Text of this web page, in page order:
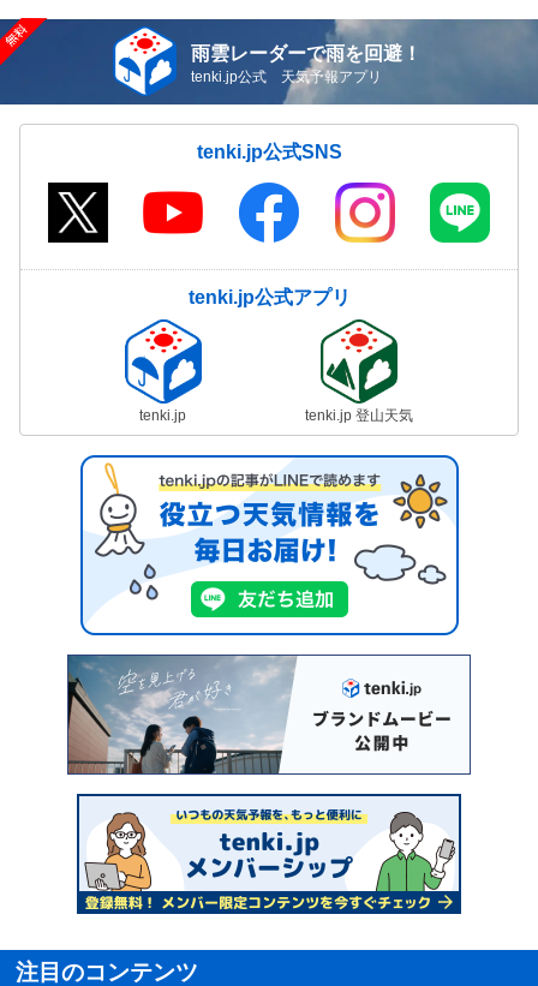
雨雲レーダーで雨を回避！
tenki.jp公式 天気予報アプリ
tenki.jp公式SNS
tenki.jp公式アプリ
tenki.jp tenki.jp 登山天気
注目のコンテンツ